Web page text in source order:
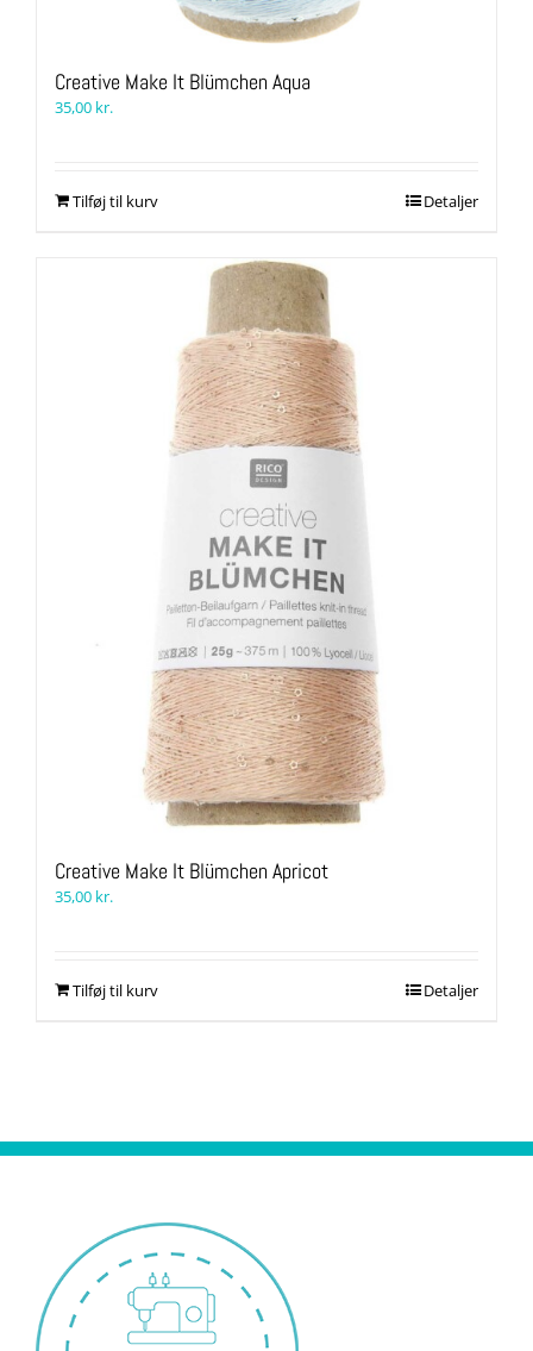
Creative Make It Blümchen Aqua
35,00 kr.
Tilføj til kurv Detaljer
Creative Make It Blümchen Apricot
35,00 kr.
Tilføj til kurv Detaljer